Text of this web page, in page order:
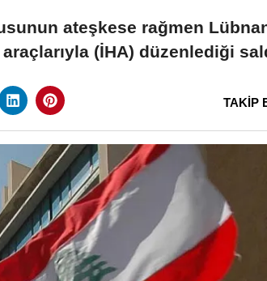
ateşkese rağmen
(İHA) düzenlediği
TAKİP